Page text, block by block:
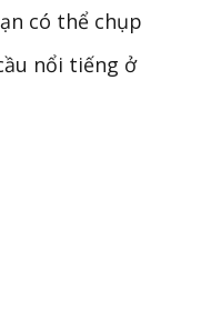
có thể chụp
nổi tiếng ở